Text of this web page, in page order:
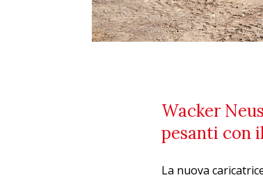
Wacker
pesanti con
La nuova